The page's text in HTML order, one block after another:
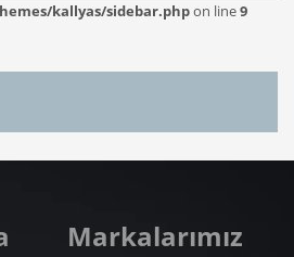
kallyas/sidebar.phpon line9
Markalarımız